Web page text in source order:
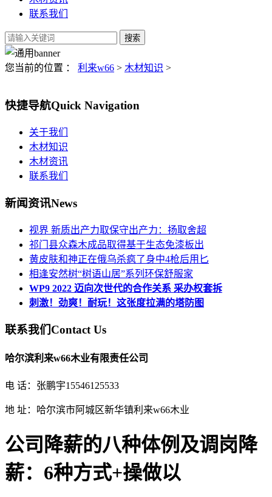
联系我们
您当前的位置 ： 利来w66 > 木材知识 >
快捷导航Quick Navigation
关于我们
木材知识
木材资讯
联系我们
新闻资讯News
视界 新质出产力取保守出产力：扬取舍超
祁门县众森木成品取得基于生态免漆板出
黄皮肤和神正在俄乌杀疯了身中4枪后用匕
相逢安然树“树语山居”系列环保舒服家
WP9 2022 迈向次世代的合作关系 采办权套拆
刺激！劲爽！耐玩！这张度拉满的塔防图
联系我们Contact Us
哈尔滨利来w66木业有限责任公司
电 话：张鹏宇15546125533
地 址：哈尔滨市阿城区新华镇利来w66木业
公司降薪的八种体例及调岗降
薪：6种方式+操做以